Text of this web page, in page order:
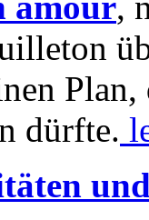
Plan,
dürfte.